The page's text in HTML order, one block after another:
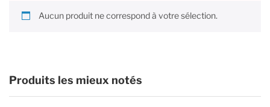
Aucun produit ne correspond à votre sélection.
Produits les mieux notés